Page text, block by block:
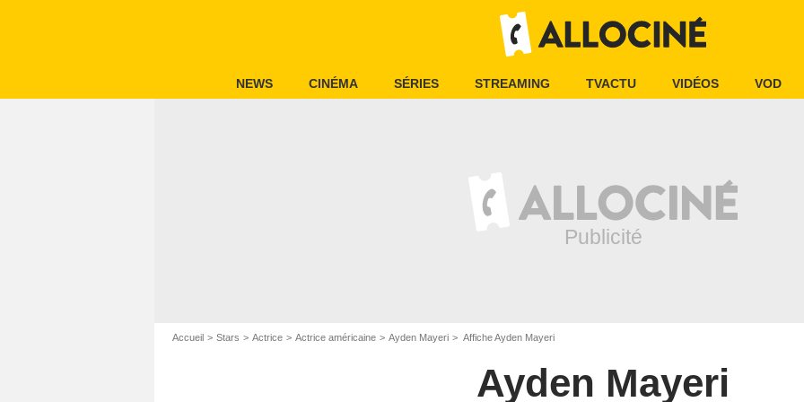
NEWS CINÉMA SÉRIES STREAMING TVACTU VIDÉOS VOD
Accueil Stars Actrice Actrice américaine Ayden Mayeri Affiche Ayden Mayeri
Ayden Mayeri